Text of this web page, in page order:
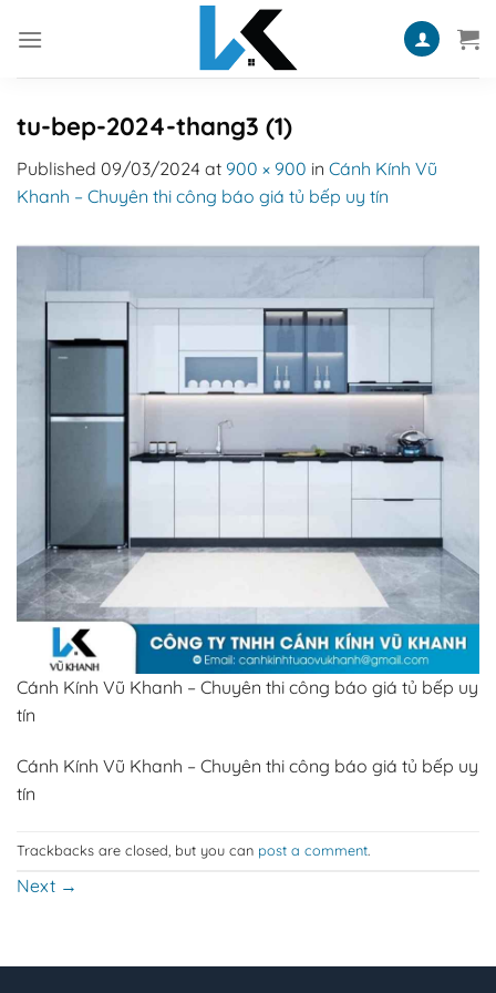
tu-bep-2024-thang3 (1)
Published 09/03/2024 at 900 × 900 in Cánh Kính Vũ
Khanh – Chuyên thi công báo giá tủ bếp uy tín
Cánh Kính Vũ Khanh – Chuyên thi công báo giá tủ bếp uy
tín
Cánh Kính Vũ Khanh – Chuyên thi công báo giá tủ bếp uy
tín
Trackbacks are closed, but you can post a comment.
Next →